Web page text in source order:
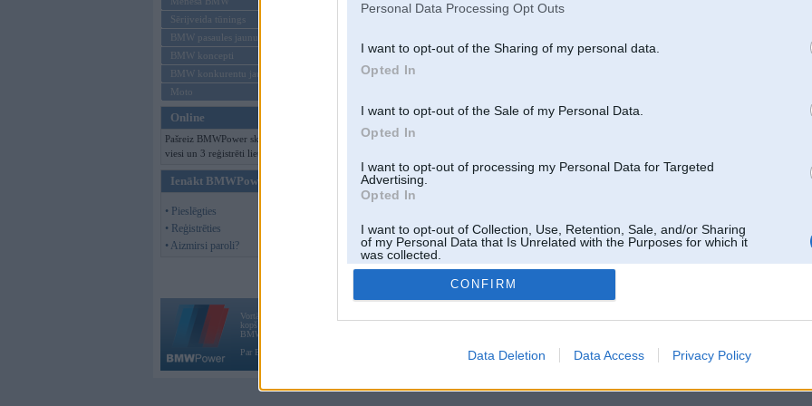
Personal Data Processing Opt Outs
I want to opt-out of the Sharing of my personal data.
Opted In
I want to opt-out of the Sale of my Personal Data.
Opted In
I want to opt-out of processing my Personal Data for Targeted
Advertising.
Opted In
I want to opt-out of Collection, Use, Retention, Sale, and/or Sharing
of my Personal Data that Is Unrelated with the Purposes for which it
was collected.
Opted Out
CONFIRM
Data Deletion Data Access Privacy Policy
Sērijveida tūnings
BMW pasaules jaunumi
BMW koncepti
BMW konkurentu jaunumi
Moto
Online
Pašreiz BMWPower skatās 160
viesi un 3 reģistrēti lietotāji.
Ienākt BMWPower
• Pieslēgties
• Reģistrēties
• Aizmirsi paroli?
Vortāls BMWPower.lv darbojas
kopš 2002. gada 14. maija. Tas nav auto klubs un nav saistīts ar
BMW AG.
Par BMWPower